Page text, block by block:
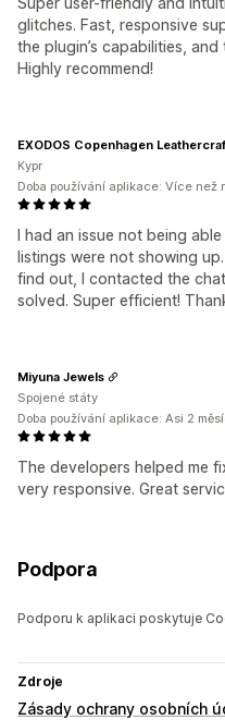
glitches. Fast, responsive
the plugin’s capabilities,
Highly recommend!
I had an issue not being
listings were not showing
find out, I contacted the
solved. Super efficient!
EXODOS Copenhagen
Kypr
Doba používání aplikace: Více než
The developers helped me
very responsive. Great
Miyuna Jewels
Spojené státy
Doba používání aplikace: Asi 2
Podpora
Podporu k aplikaci poskytuje
Zdroje
Zásady ochrany osobních